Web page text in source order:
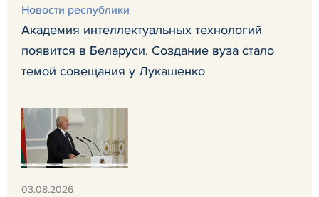
Новости республики
Академия интеллектуальных технологий
появится в Беларуси. Создание вуза стало
темой совещания у Лукашенко
03.08.2026